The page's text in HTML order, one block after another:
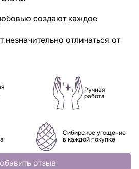
создают каждое
отличаться от
Ручная
работа
Сибирское угощение
в каждой покупке
отзыв